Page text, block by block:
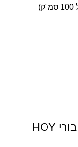
מארז מלכודות לג'וקים- ג'וקי בורי HOY